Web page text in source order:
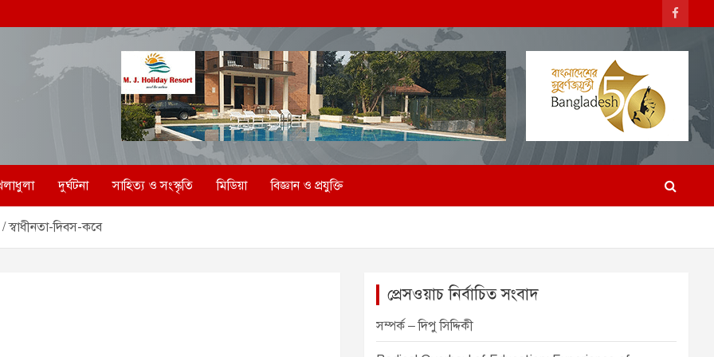
দুর্ঘটনা সাহিত্য ও সংস্কৃতি মিডিয়া বিজ্ঞান ও প্রযুক্তি
স্বাধীনতা-দিবস-কবে
প্রেসওয়াচ নির্বাচিত সংবাদ
সম্পর্ক – দিপু সিদ্দিকী